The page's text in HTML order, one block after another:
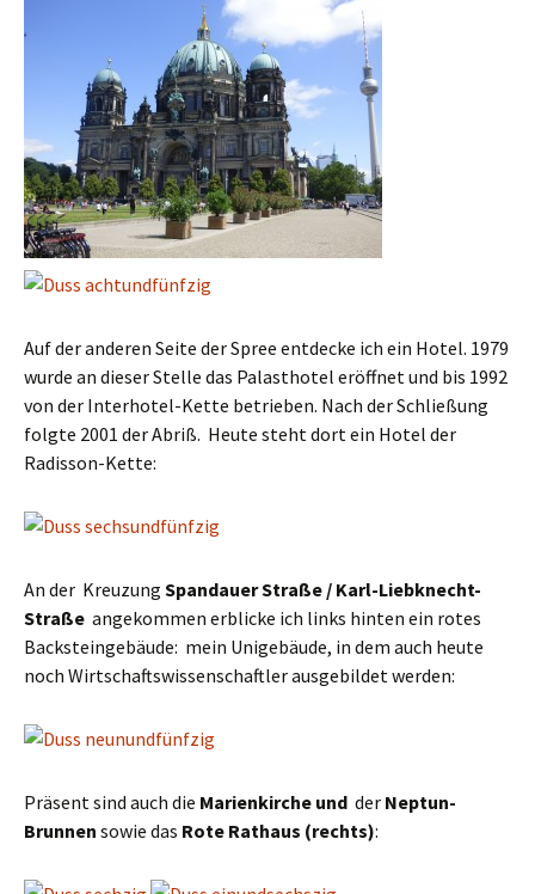
Auf der anderen Seite der Spree entdecke ich ein Hotel. 1979
wurde an dieser Stelle das Palasthotel eröffnet und bis 1992
von der Interhotel-Kette betrieben. Nach der Schließung
folgte 2001 der Abriß. Heute steht dort ein Hotel der
Radisson-Kette:
An der Kreuzung Spandauer Straße / Karl-Liebknecht-
Straße angekommen erblicke ich links hinten ein rotes
Backsteingebäude: mein Unigebäude, in dem auch heute
noch Wirtschaftswissenschaftler ausgebildet werden:
Präsent sind auch die Marienkirche und der Neptun-
Brunnen sowie das Rote Rathaus (rechts):